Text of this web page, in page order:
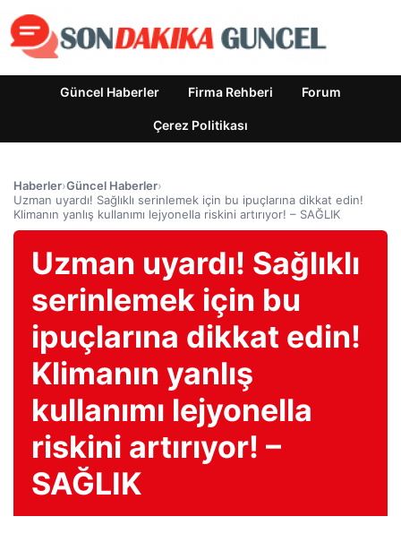
Güncel Haberler Firma Rehberi Forum
Çerez Politikası
Haberler›Güncel Haberler›
Uzman uyardı! Sağlıklı serinlemek için bu ipuçlarına dikkat edin!
Klimanın yanlış kullanımı lejyonella riskini artırıyor! – SAĞLIK
Uzman uyardı! Sağlıklı
serinlemek için bu
ipuçlarına dikkat edin!
Klimanın yanlış
kullanımı lejyonella
riskini artırıyor! –
SAĞLIK